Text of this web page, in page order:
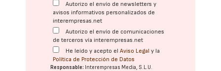
Autorizo el envío de newsletters y
avisos informativos personalizados de
interempresas.net
Autorizo el envío de comunicaciones
de terceros vía interempresas.net
He leído y acepto elAviso Legal y la
Política de Protección de Datos
Responsable: Interempresas Media, S.L.U.